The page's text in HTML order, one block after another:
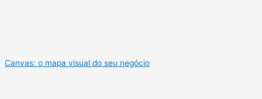
Canvas: o mapa visual do seu negócio